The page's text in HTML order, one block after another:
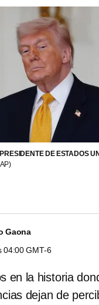
DE ESTADOS
Gaona
04:00 GMT-6
en la historia
dejan de